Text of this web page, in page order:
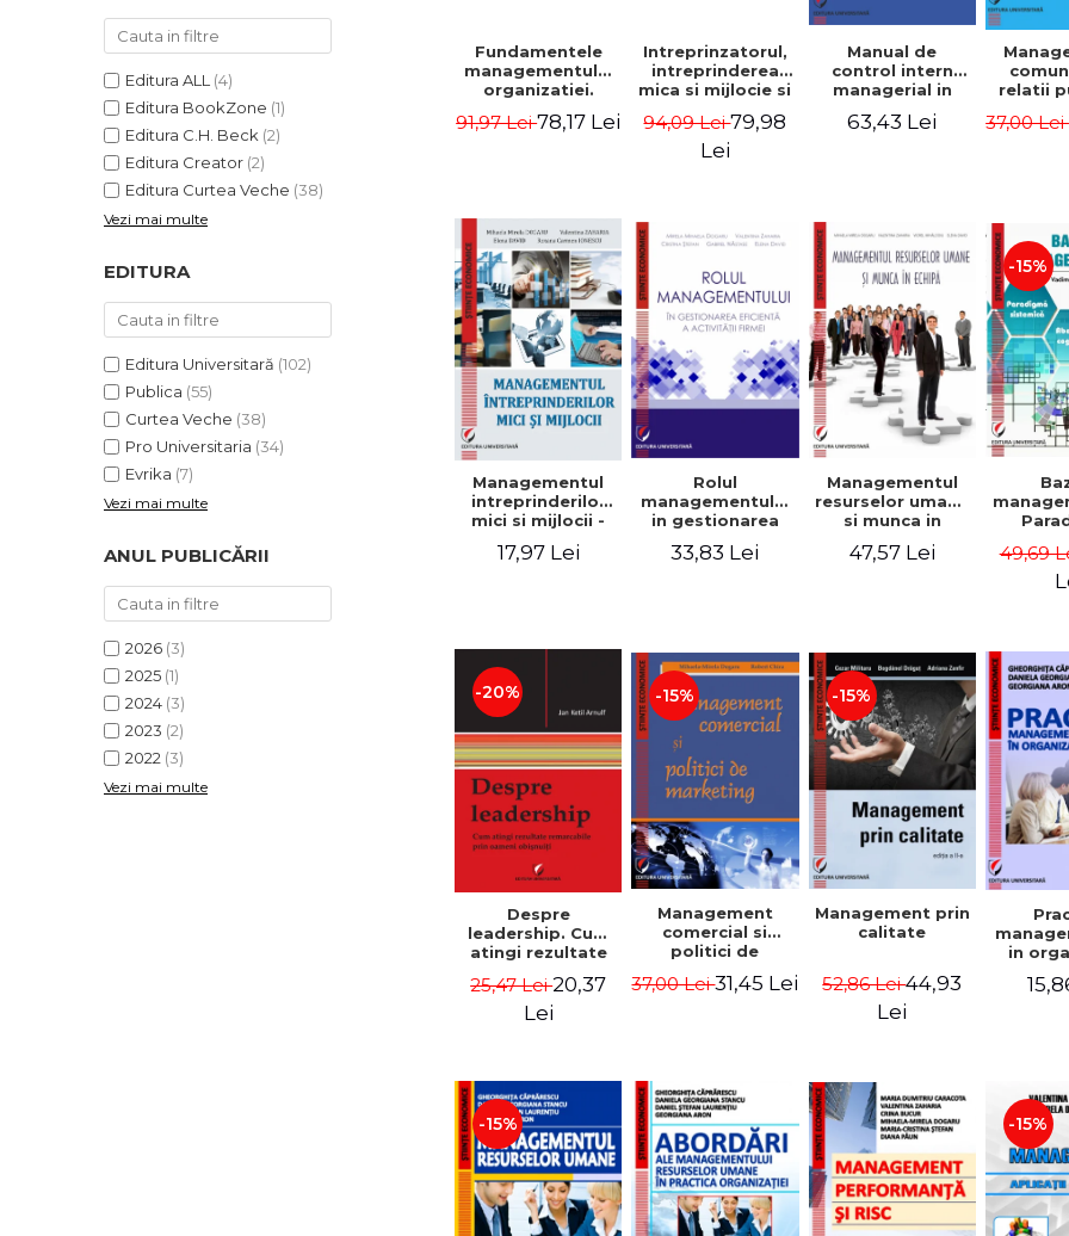
Editura ALL (4)
Editura BookZone (1)
Editura C.H. Beck (2)
Editura Creator (2)
Editura Curtea Veche (38)
Vezi mai multe
EDITURA
Editura Universitară (102)
Publica (55)
Curtea Veche (38)
Pro Universitaria (34)
Evrika (7)
Vezi mai multe
ANUL PUBLICĂRII
2026 (3)
2025 (1)
2024 (3)
2023 (2)
2022 (3)
Vezi mai multe
Fundamentele
managementului
organizatiei.
Eugen Burdus,
91,97 Lei78,17 Lei
Intreprinzatorul,
intreprinderea
mica si mijlocie si
intreprenorial -
Ovidiu Nicolescu,
94,09 Lei79,98
Lei
Manual de
control intern
managerial in
sectorul public -
Jean-Pierre
63,43 Lei
relatii
37,00 Lei
Managementul
intreprinderilor
mici si mijlocii -
Elena David,
Mihaela-Mirela
17,97 Lei
Rolul
managementului
in gestionarea
eficienta a
activitatii firmei -
Dogaru,
Valentina Zaharia
33,83 Lei
Managementul
resurselor umane
si munca in
47,57 Lei
-15%
49,69
-20%
Despre
leadership. Cum
atingi rezultate
oameni obisnuiti
25,47 Lei20,37
Lei
-15%
Management
comercial si
politici de
37,00 Lei31,45 Lei
-15%
Management prin
calitate
52,86 Lei44,93
Lei
in
-15% -15%